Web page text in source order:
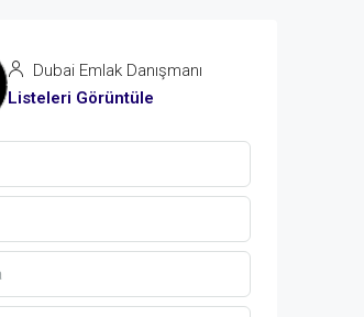
Dubai Emlak Danışmanı
Listeleri Görüntüle